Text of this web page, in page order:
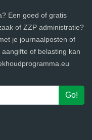
Een goed of gratis
of ZZP administratie?
je journaalposten of
of belasting kan